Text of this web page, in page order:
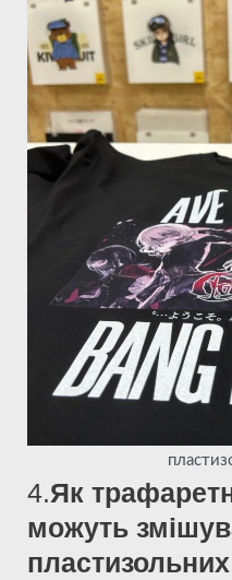
4.Як
можуть